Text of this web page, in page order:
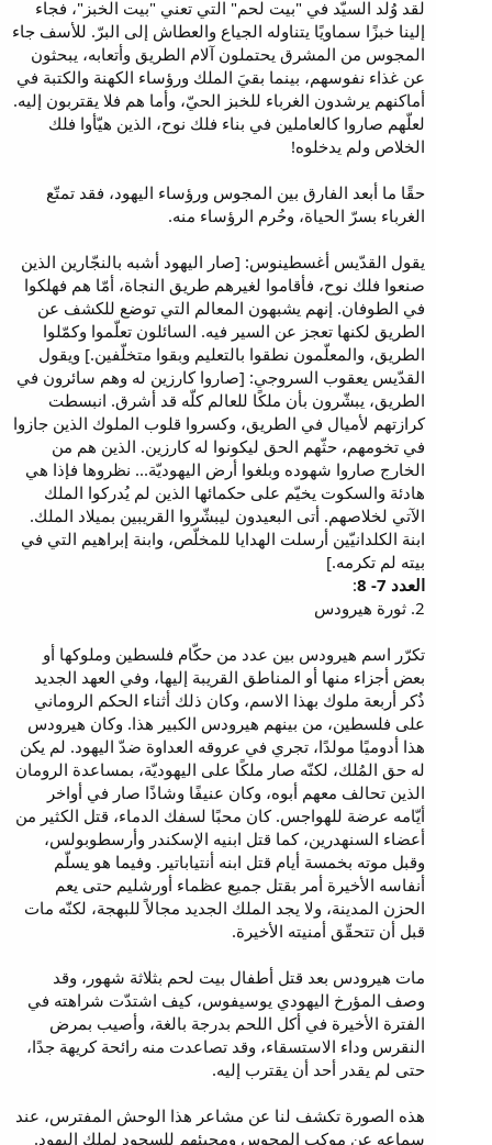
لقد وُلد السيّد في "بيت لحم" التي تعني "بيت الخبز"، فجاء
إلينا خبزًا سماويًا يتناوله الجياع والعطاش إلى البرّ. للأسف جاء
المجوس من المشرق يحتملون آلام الطريق وأتعابه، يبحثون
عن غذاء نفوسهم، بينما بقيَ الملك ورؤساء الكهنة والكتبة في
أماكنهم يرشدون الغرباء للخبز الحيّ، وأما هم فلا يقتربون إليه.
لعلّهم صاروا كالعاملين في بناء فلك نوح، الذين هيّأوا فلك
الخلاص ولم يدخلوه!
حقًا ما أبعد الفارق بين المجوس ورؤساء اليهود، فقد تمتّع
الغرباء بسرّ الحياة، وحُرم الرؤساء منه.
يقول القدّيس أغسطينوس: [صار اليهود أشبه بالنجّارين الذين
صنعوا فلك نوح، فأقاموا لغيرهم طريق النجاة، أمّا هم فهلكوا
في الطوفان. إنهم يشبهون المعالم التي توضع للكشف عن
الطريق لكنها تعجز عن السير فيه. السائلون تعلّموا وكمّلوا
الطريق، والمعلّمون نطقوا بالتعليم وبقوا متخلّفين.] ويقول
القدّيس يعقوب السروجي: [صاروا كارزين له وهم سائرون في
الطريق، يبشّرون بأن ملكًا للعالم كلّه قد أشرق. انبسطت
كرازتهم لأميال في الطريق، وكسروا قلوب الملوك الذين جازوا
في تخومهم، حثّهم الحق ليكونوا له كارزين. الذين هم من
الخارج صاروا شهوده وبلغوا أرض اليهوديّة... نظروها فإذا هي
هادئة والسكوت يخيّم على حكمائها الذين لم يُدركوا الملك
الآتي لخلاصهم. أتى البعيدون ليبشّروا القريبين بميلاد الملك.
ابنة الكلدانيّين أرسلت الهدايا للمخلّص، وابنة إبراهيم التي في
بيته لم تكرمه.]
العدد 7- 8
:
2. ثورة هيرودس
تكرّر اسم هيرودس بين عدد من حكّام فلسطين وملوكها أو
بعض أجزاء منها أو المناطق القريبة إليها، وفي العهد الجديد
ذُكر أربعة ملوك بهذا الاسم، وكان ذلك أثناء الحكم الروماني
على فلسطين، من بينهم هيرودس الكبير هذا. وكان هيرودس
هذا أدوميًا مولدًا، تجري في عروقه العداوة ضدّ اليهود. لم يكن
له حق المُلك، لكنّه صار ملكًا على اليهوديّة، بمساعدة الرومان
الذين تحالف معهم أبوه، وكان عنيفًا وشاذًا صار في أواخر
أيّامه عرضة للهواجس. كان محبًا لسفك الدماء، قتل الكثير من
أعضاء السنهدرين، كما قتل ابنيه الإسكندر وأرسطوبولس،
وقبل موته بخمسة أيام قتل ابنه أنتياباتير. وفيما هو يسلّم
أنفاسه الأخيرة أمر بقتل جميع عظماء أورشليم حتى يعم
الحزن المدينة، ولا يجد الملك الجديد مجالاً للبهجة، لكنّه مات
قبل أن تتحقّق أمنيته الأخيرة.
مات هيرودس بعد قتل أطفال بيت لحم بثلاثة شهور، وقد
وصف المؤرخ اليهودي يوسيفوس، كيف اشتدّت شراهته في
الفترة الأخيرة في أكل اللحم بدرجة بالغة، وأصيب بمرض
النقرس وداء الاستسقاء، وقد تصاعدت منه رائحة كريهة جدًا،
حتى لم يقدر أحد أن يقترب إليه.
هذه الصورة تكشف لنا عن مشاعر هذا الوحش المفترس، عند
سماعه عن موكب المجوس ومجيئهم للسجود لملك اليهود.